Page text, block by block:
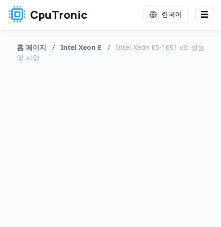
CpuTronic 한국어
홈 페이지 / Intel Xeon E /
Intel Xeon E5-1691 v3: 성능
및 사양